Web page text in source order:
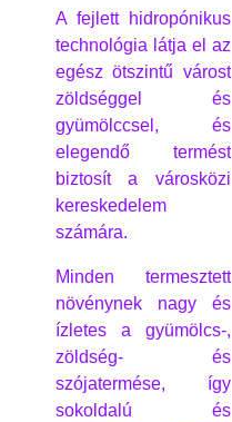
A fejlett hidropónikus
technológia látja el az
egész ötszintű várost
zöldséggel és
gyümölccsel, és
elegendő termést
biztosít a városközi
kereskedelem
számára.
Minden termesztett
növénynek nagy és
ízletes a gyümölcs-,
zöldség- és
szójatermése, így
sokoldalú és